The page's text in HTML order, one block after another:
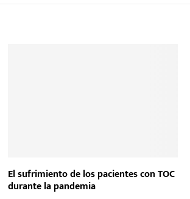
El sufrimiento de los pacientes con TOC
durante la pandemia